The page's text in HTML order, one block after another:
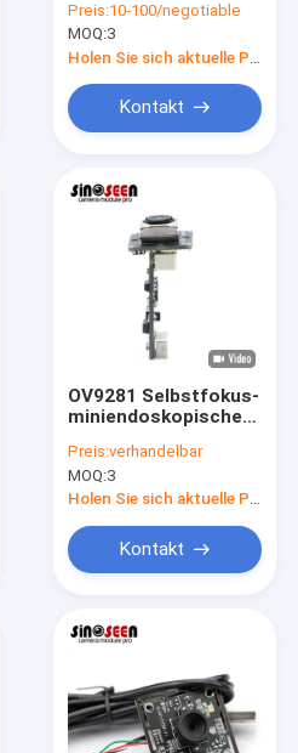
Preis:10-100/negotiable
MOQ:3
Kontakt
OV9281 Selbstfokus-
miniendoskopisches
Camera Module für
globale Belichtung
Preis:verhandelbar
MOQ:3
Kontakt